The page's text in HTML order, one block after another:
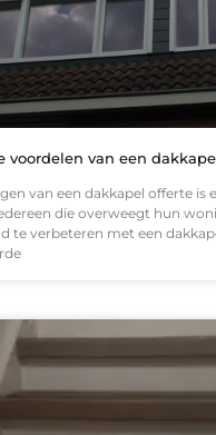
voordelen van een
van een dakkapel offerte is
die overweegt hun
te verbeteren met een